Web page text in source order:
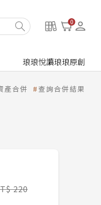
0
琅琅悅讀琅琅原創
產合併 查詢合併結果
220